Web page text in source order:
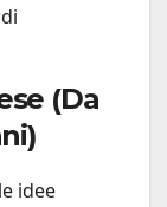
(Da
idee